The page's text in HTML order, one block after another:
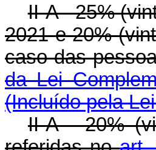
II-A - 25%
2021 e 20%
caso das
da Lei
(Incluído pela
II-A - 20%